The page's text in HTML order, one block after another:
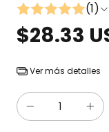
(1)
$28.33
Ver más detalles